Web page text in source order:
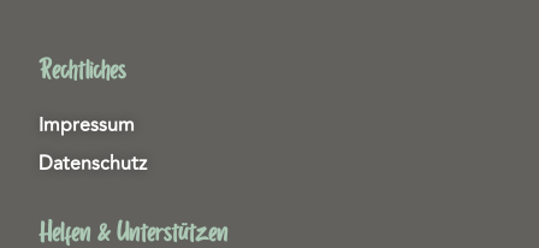
Rechtliches
Impressum
Datenschutz
Helfen & Unterstützen